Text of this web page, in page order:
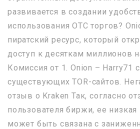
развивается в создании
использования OTC торгов?
пиратский ресурс, который
доступ к десяткам миллионов
Комиссия от 1. Onion – Harry71
существующих TOR-сайтов.
отзыв о Kraken Так, согласно
пользователя биржи, ее низкая
может быть связана с